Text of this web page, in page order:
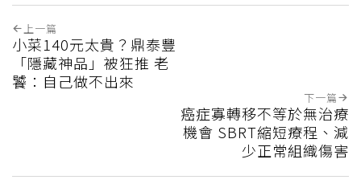
上一篇
小菜140元太貴？鼎泰豐
「隱藏神品」被狂推 老
饕：自己做不出來
下一篇
癌症寡轉移不等於無治療
機會 SBRT縮短療程、減
少正常組織傷害